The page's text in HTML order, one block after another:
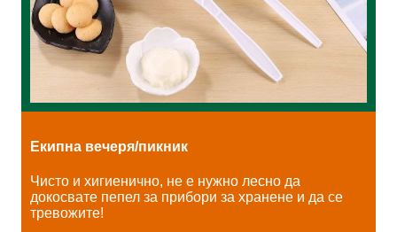
Екипна вечеря/пикник
Чисто и хигиенично, не е нужно лесно да
докосвате пепел за прибори за хранене и да се
тревожите!